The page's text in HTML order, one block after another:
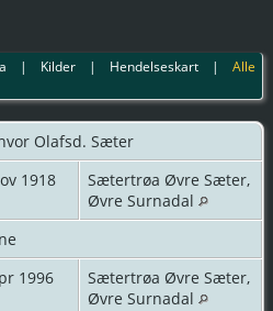
| Kilder | Hendelseskart |Alle
Olafsd. Sæter
1918
Sætertrøa Øvre Sæter,
Øvre Surnadal
1996
Sætertrøa Øvre Sæter,
Øvre Surnadal